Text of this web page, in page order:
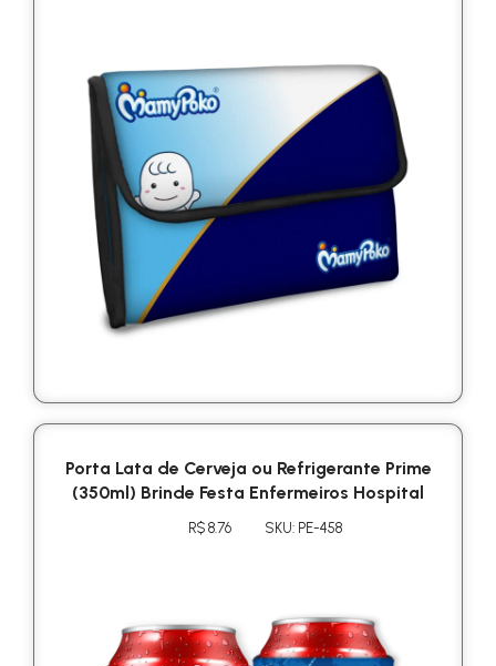
Porta Lata de Cerveja ou Refrigerante Prime
(350ml) Brinde Festa Enfermeiros Hospital
R$ 8.76 SKU: PE-458